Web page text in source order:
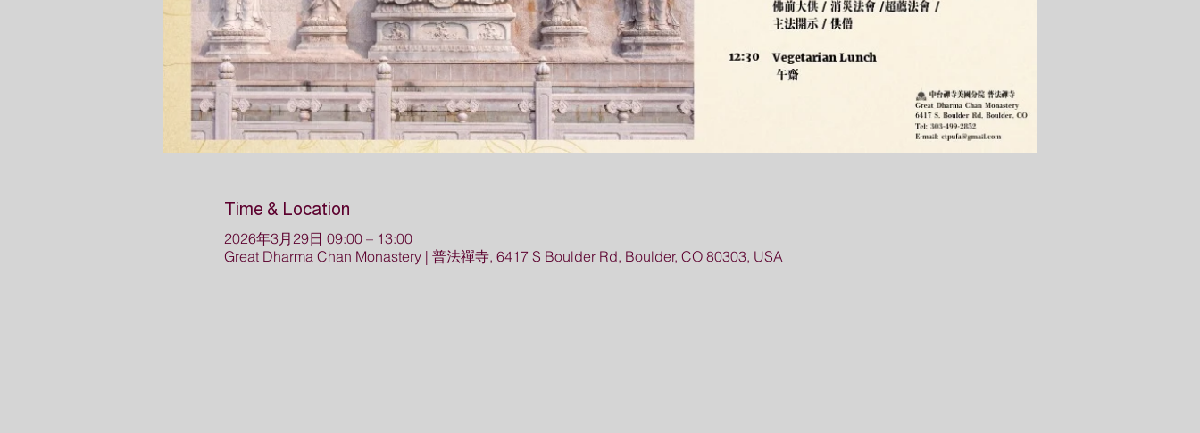
Time & Location
2026年3月29日 09:00 – 13:00
Great Dharma Chan Monastery | 普法禪寺, 6417 S Boulder Rd, Boulder, CO 80303, USA